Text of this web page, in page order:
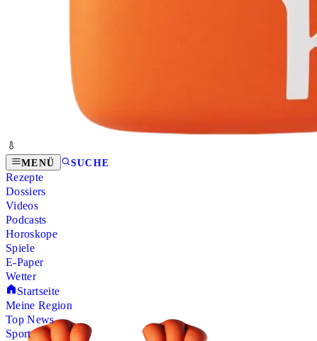
MENÜ SUCHE
Rezepte
Dossiers
Videos
Podcasts
Horoskope
Spiele
E-Paper
Wetter
Startseite
Meine Region
Top News
Sport